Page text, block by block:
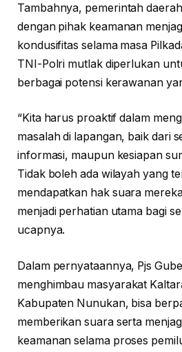
Tambahnya, pemerintah
dengan pihak keamanan
kondusifitas selama masa
TNI-Polri mutlak diperlukan
berbagai potensi kerawanan
“Kita harus proaktif dalam
masalah di lapangan, baik dari
informasi, maupun kesiapan
Tidak boleh ada wilayah yang
mendapatkan hak suara
menjadi perhatian utama bagi
ucapnya.
Dalam pernyataannya, Pjs
menghimbau masyarakat
Kabupaten Nunukan, bisa
memberikan suara serta
keamanan selama proses